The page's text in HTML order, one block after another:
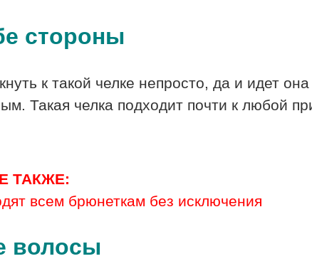
стороны
к такой челке непросто, да и идет
Такая челка подходит почти к любой
ТАКЖЕ:
всем брюнеткам без исключения
волосы